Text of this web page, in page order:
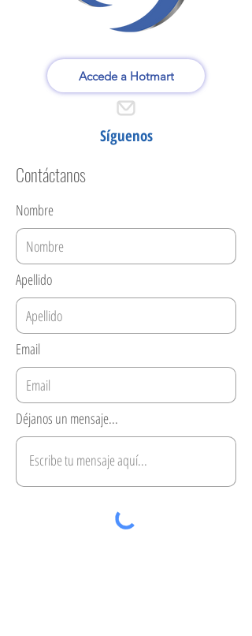
Accede a Hotmart
Síguenos
Contáctanos
Nombre
Apellido
Email
Déjanos un mensaje...